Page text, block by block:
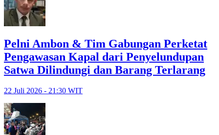
Pelni Ambon & Tim Gabungan Perketat
Pengawasan Kapal dari Penyelundupan
Satwa Dilindungi dan Barang Terlarang
22 Juli 2026 - 21:30 WIT